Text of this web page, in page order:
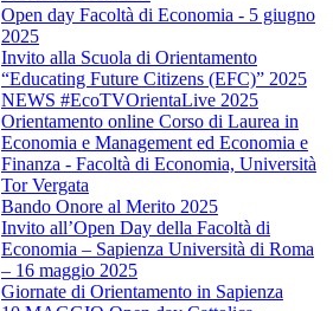
Open day Facoltà di Economia - 5 giugno
2025
Invito alla Scuola di Orientamento
“Educating Future Citizens (EFC)” 2025
NEWS #EcoTVOrientaLive 2025
Orientamento online Corso di Laurea in
Economia e Management ed Economia e
Finanza - Facoltà di Economia, Università
Tor Vergata
Bando Onore al Merito 2025
Invito all’Open Day della Facoltà di
Economia – Sapienza Università di Roma
– 16 maggio 2025
Giornate di Orientamento in Sapienza